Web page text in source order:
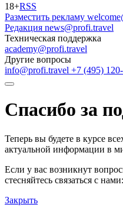
18+RSS
Разместить рекламу
Редакция news@profi.travel
Техническая поддержка
academy@profi.travel
Другие вопросы
info@profi.travel +7 (495)
Спасибо за
Теперь вы будете в курсе
актуальной информации в
Если у вас возникнут
стесняйтесь связаться с нами:
Закрыть